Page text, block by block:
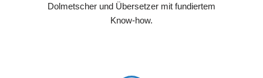
Dolmetscher und Übersetzer mit fundiertem
Know-how.